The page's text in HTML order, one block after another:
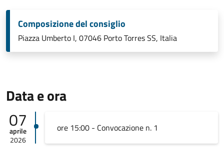
Composizione del consiglio
Piazza Umberto I, 07046 Porto Torres SS, Italia
Data e ora
07
aprile
2026
ore 15:00 - Convocazione n. 1